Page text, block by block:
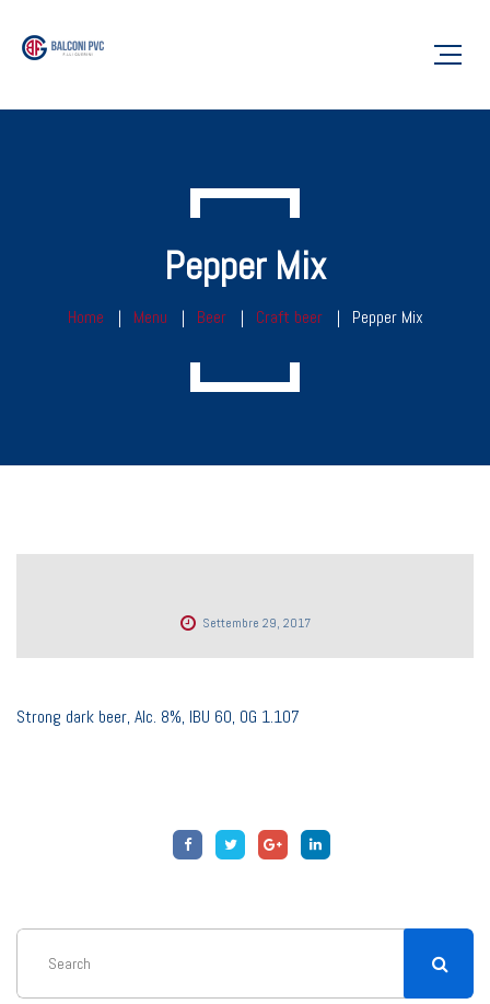
Pepper Mix
Home Menu Beer Craft beer Pepper Mix
Settembre 29, 2017
Strong dark beer, Alc. 8%, IBU 60, OG 1.107